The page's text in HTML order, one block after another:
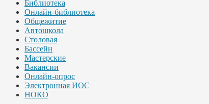
Библиотека
Онлайн-библиотека
Общежитие
Автошкола
Столовая
Бассейн
Мастерские
Вакансии
Онлайн-опрос
Электронная ИОС
НОКО